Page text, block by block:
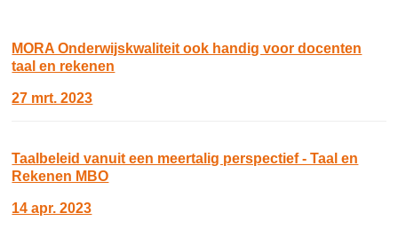
MORA Onderwijskwaliteit ook handig voor docenten
taal en rekenen
27 mrt. 2023
Taalbeleid vanuit een meertalig perspectief - Taal en
Rekenen MBO
14 apr. 2023